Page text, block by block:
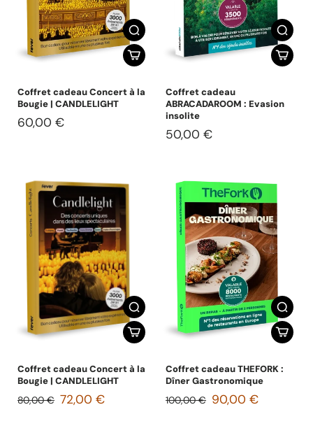
Coffret cadeau Concert à la
Bougie | CANDLELIGHT
60,00 €
Coffret cadeau
ABRACADAROOM : Evasion
insolite
50,00 €
Coffret cadeau Concert à la
Bougie | CANDLELIGHT
80,00 € 72,00 €
Coffret cadeau THEFORK :
Dîner Gastronomique
100,00 € 90,00 €